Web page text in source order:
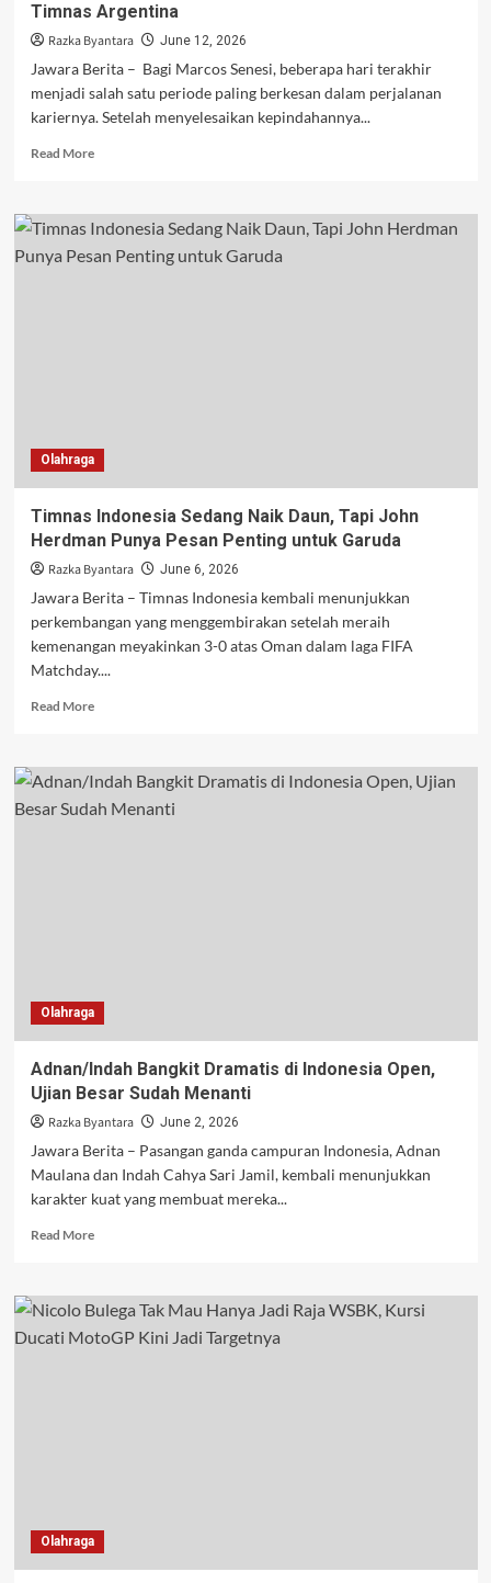
Timnas Argentina
Razka Byantara June 12, 2026
Jawara Berita – Bagi Marcos Senesi, beberapa hari terakhir
menjadi salah satu periode paling berkesan dalam perjalanan
kariernya. Setelah menyelesaikan kepindahannya...
Read MoreRead
Cedera
Rekan
Jadi
Olahraga
Timnas Indonesia Sedang Naik Daun, Tapi John
Herdman Punya Pesan Penting untuk Garuda
Razka Byantara June 6, 2026
Jawara Berita – Timnas Indonesia kembali menunjukkan
perkembangan yang menggembirakan setelah meraih
kemenangan meyakinkan 3-0 atas Oman dalam laga FIFA
Matchday....
Read MoreRead
Timnas
Indonesia
Sedang
Garuda
Olahraga
Adnan/Indah Bangkit Dramatis di Indonesia Open,
Ujian Besar Sudah Menanti
Razka Byantara June 2, 2026
Jawara Berita – Pasangan ganda campuran Indonesia, Adnan
Maulana dan Indah Cahya Sari Jamil, kembali menunjukkan
karakter kuat yang membuat mereka...
Read MoreRead
Adnan/Indah
Bangkit
Dramatis
Olahraga